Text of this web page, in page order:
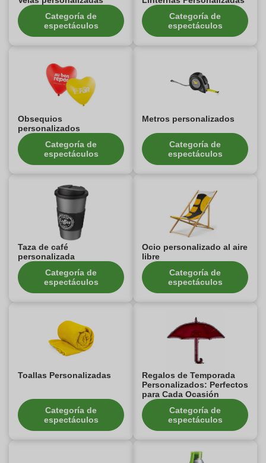
Categoría de
espectáculos
Categoría de
espectáculos
Obsequios
personalizados
Categoría de
espectáculos
Metros personalizados
Categoría de
espectáculos
Taza de café
personalizada
Categoría de
espectáculos
Ocio personalizado al aire
libre
Categoría de
espectáculos
Toallas Personalizadas
Categoría de
espectáculos
Regalos de Temporada
Personalizados: Perfectos
para Cada Ocasión
Categoría de
espectáculos